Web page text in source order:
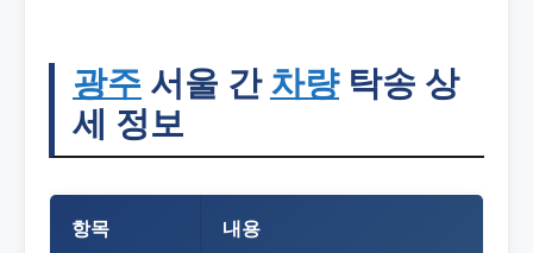
광주 서울 간 차량탁송 상
세 정보
항목 내용